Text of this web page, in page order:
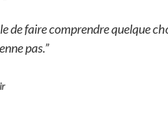
de faire comprendre quelque
pas.”